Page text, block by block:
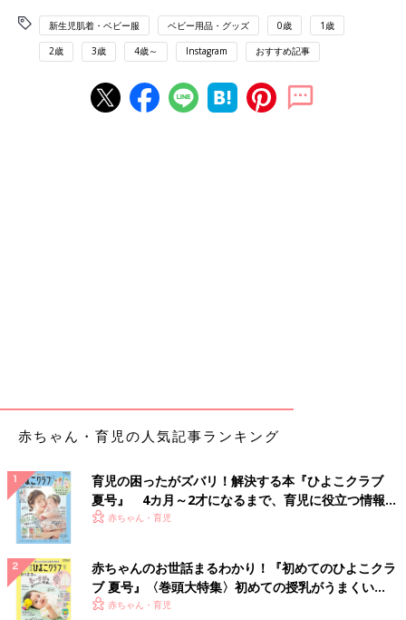
新生児肌着・ベビー服 ベビー用品・グッズ 0歳 1歳
2歳 3歳 4歳～ Instagram おすすめ記事
赤ちゃん・育児の人気記事ランキング
育児の困ったがズバリ！解決する本『ひよこクラブ
夏号』 4カ月～2才になるまで、育児に役立つ情報が
いっぱい！
赤ちゃん・育児
赤ちゃんのお世話まるわかり！『初めてのひよこクラ
ブ 夏号』〈巻頭大特集〉初めての授乳がうまくい
く！ おっぱい・ミルクの基本と夏のトラブル 解決テ
赤ちゃん・育児